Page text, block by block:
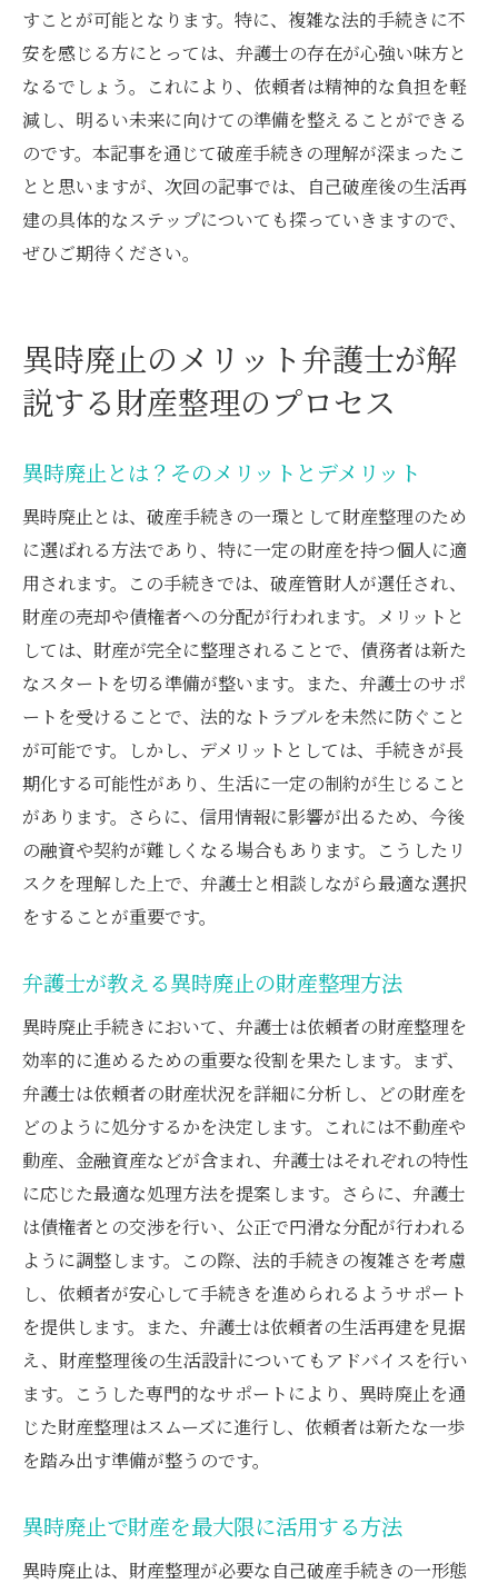
すことが可能となります。特に、複雑な法的手続きに不
安を感じる方にとっては、弁護士の存在が心強い味方と
なるでしょう。これにより、依頼者は精神的な負担を軽
減し、明るい未来に向けての準備を整えることができる
のです。本記事を通じて破産手続きの理解が深まったこ
とと思いますが、次回の記事では、自己破産後の生活再
建の具体的なステップについても探っていきますので、
ぜひご期待ください。
異時廃止のメリット弁護士が解
説する財産整理のプロセス
異時廃止とは？そのメリットとデメリット
異時廃止とは、破産手続きの一環として財産整理のため
に選ばれる方法であり、特に一定の財産を持つ個人に適
用されます。この手続きでは、破産管財人が選任され、
財産の売却や債権者への分配が行われます。メリットと
しては、財産が完全に整理されることで、債務者は新た
なスタートを切る準備が整います。また、弁護士のサポ
ートを受けることで、法的なトラブルを未然に防ぐこと
が可能です。しかし、デメリットとしては、手続きが長
期化する可能性があり、生活に一定の制約が生じること
があります。さらに、信用情報に影響が出るため、今後
の融資や契約が難しくなる場合もあります。こうしたリ
スクを理解した上で、弁護士と相談しながら最適な選択
をすることが重要です。
弁護士が教える異時廃止の財産整理方法
異時廃止手続きにおいて、弁護士は依頼者の財産整理を
効率的に進めるための重要な役割を果たします。まず、
弁護士は依頼者の財産状況を詳細に分析し、どの財産を
どのように処分するかを決定します。これには不動産や
動産、金融資産などが含まれ、弁護士はそれぞれの特性
に応じた最適な処理方法を提案します。さらに、弁護士
は債権者との交渉を行い、公正で円滑な分配が行われる
ように調整します。この際、法的手続きの複雑さを考慮
し、依頼者が安心して手続きを進められるようサポート
を提供します。また、弁護士は依頼者の生活再建を見据
え、財産整理後の生活設計についてもアドバイスを行い
ます。こうした専門的なサポートにより、異時廃止を通
じた財産整理はスムーズに進行し、依頼者は新たな一歩
を踏み出す準備が整うのです。
異時廃止で財産を最大限に活用する方法
異時廃止は、財産整理が必要な自己破産手続きの一形態